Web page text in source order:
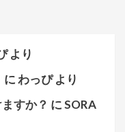
より
に わっぴより
すか？ にSORA